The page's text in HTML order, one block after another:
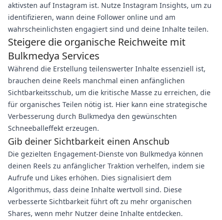
aktivsten auf Instagram ist. Nutze Instagram Insights, um zu
identifizieren, wann deine Follower online und am
wahrscheinlichsten engagiert sind und deine Inhalte teilen.
Steigere die organische Reichweite mit
Bulkmedya Services
Während die Erstellung teilenswerter Inhalte essenziell ist,
brauchen deine Reels manchmal einen anfänglichen
Sichtbarkeitsschub, um die kritische Masse zu erreichen, die
für organisches Teilen nötig ist. Hier kann eine strategische
Verbesserung durch Bulkmedya den gewünschten
Schneeballeffekt erzeugen.
Gib deiner Sichtbarkeit einen Anschub
Die gezielten Engagement-Dienste von Bulkmedya können
deinen Reels zu anfänglicher Traktion verhelfen, indem sie
Aufrufe und Likes erhöhen. Dies signalisiert dem
Algorithmus, dass deine Inhalte wertvoll sind. Diese
verbesserte Sichtbarkeit führt oft zu mehr organischen
Shares, wenn mehr Nutzer deine Inhalte entdecken.